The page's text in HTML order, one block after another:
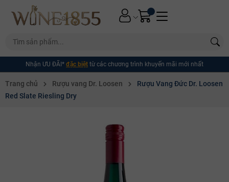
Nhận ƯU ĐÃI* đặc biệt từ các chương trình khuyến mãi mới nhất
Trang chủ Rượu vang Dr. Loosen
Rượu Vang Đức Dr. Loosen
Red Slate Riesling Dry